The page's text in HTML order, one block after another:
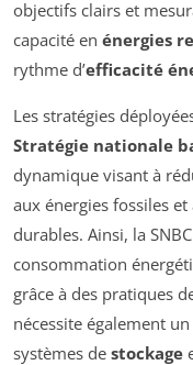
objectifs clairs et
capacité en énergies
rythme d’efficacité
Les stratégies
Stratégie nationale
dynamique visant à
aux énergies fossiles
durables. Ainsi, la
consommation
grâce à des pratiques
nécessite également
systèmes de stockage